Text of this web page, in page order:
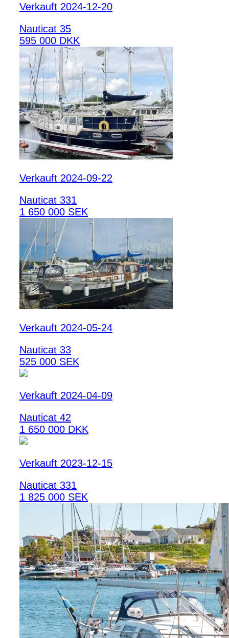
Verkauft 2024-12-20
Nauticat 35
595 000 DKK
Verkauft 2024-09-22
Nauticat 331
1 650 000 SEK
Verkauft 2024-05-24
Nauticat 33
525 000 SEK
Verkauft 2024-04-09
Nauticat 42
1 650 000 DKK
Verkauft 2023-12-15
Nauticat 331
1 825 000 SEK